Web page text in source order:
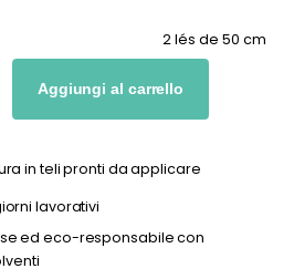
2 lés de 50 cm
Aggiungi al carrello
in teli pronti da applicare
lavorativi
ed eco-responsabile con